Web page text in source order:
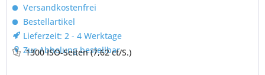
Versandkostenfrei
Bestellartikel
Lieferzeit: 2 - 4 Werktage
Zur Abholung bestellbar
1300 ISO-Seiten(7,62 ct/S.)